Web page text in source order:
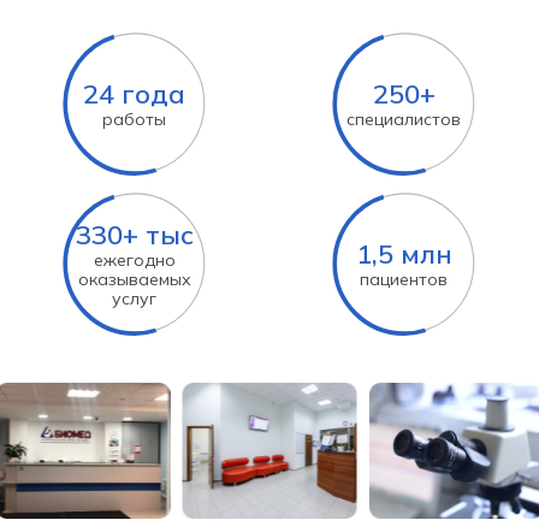
24 года
работы
250+
специалистов
330+ тыс
ежегодно
оказываемых
услуг
1,5 млн
пациентов